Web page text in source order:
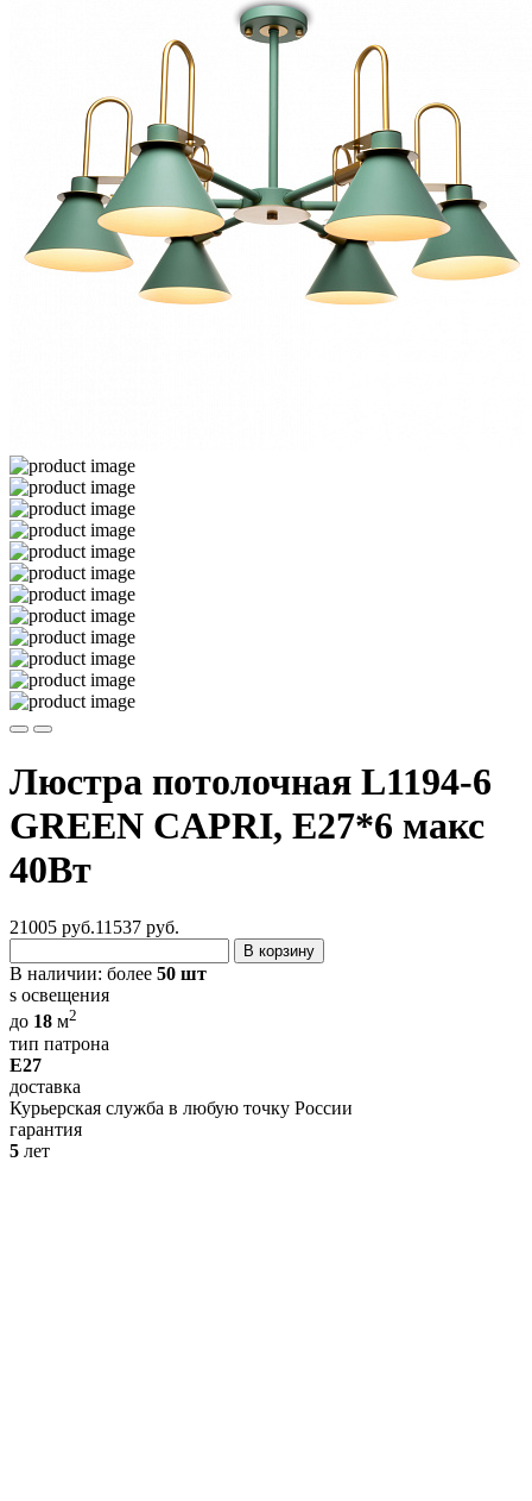
Люстра потолочная L1194-6
GREEN CAPRI, Е27*6 макс
40Вт
21005 руб.11537 руб.
В корзину
В наличии: более 50 шт
s освещения
до 18 м2
тип патрона
E27
доставка
Курьерская служба в любую точку России
гарантия
5 лет